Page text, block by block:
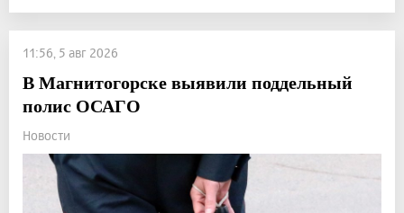
11:56, 5 авг 2026
В Магнитогорске выявили поддельный
полис ОСАГО
Новости